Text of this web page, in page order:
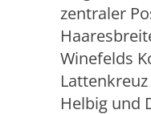
zentraler
Winefelds
Helbig und